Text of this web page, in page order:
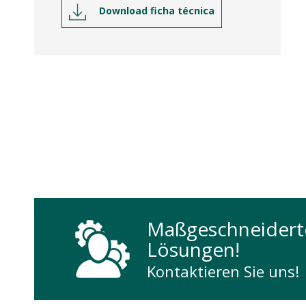
Download ficha técnica
Lösungen!
Kontaktieren Sie uns!